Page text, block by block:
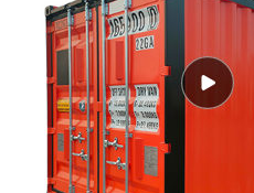
Fälle
Nachrichten
Videos
Kontaktieren Sie uns